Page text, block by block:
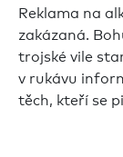
Reklama na
zakázaná.
trojské vile
v rukávu
těch, kteří se